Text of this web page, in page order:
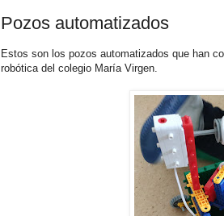
Pozos automatizados
Estos son los pozos automatizados que han
robótica del colegio María Virgen.